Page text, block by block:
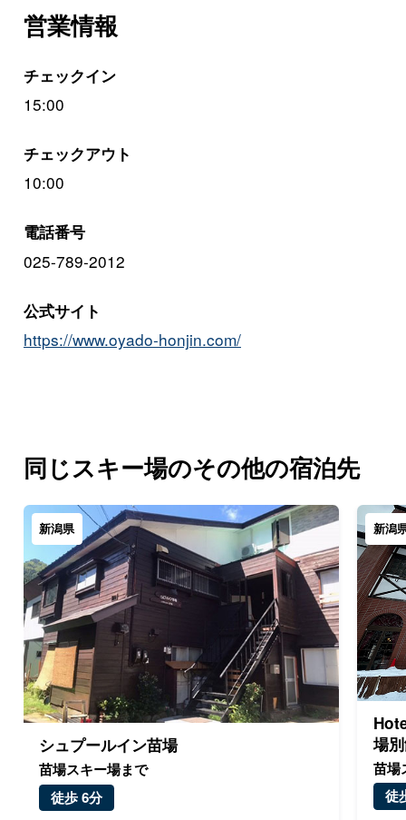
営業情報
チェックイン
15:00
チェックアウト
10:00
電話番号
025-789-2012
公式サイト
https://www.oyado-honjin.com/
同じスキー場のその他の宿泊先
新潟県
シュプールイン苗場
苗場スキー場まで
徒歩 6分
新潟
場
苗場
徒